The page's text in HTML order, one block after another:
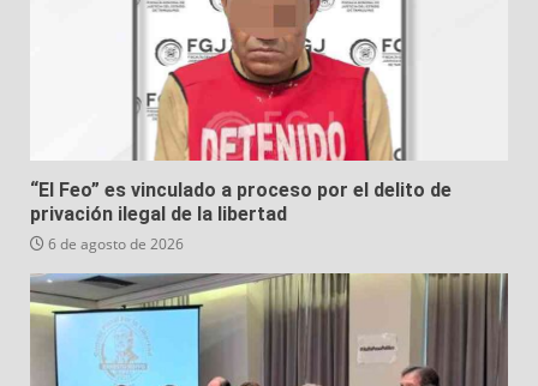
“El Feo” es vinculado a proceso por el delito de
privación ilegal de la libertad
6 de agosto de 2026